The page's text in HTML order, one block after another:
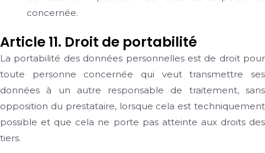
concernée.
Article 11. Droit de portabilité
La portabilité des données personnelles est de droit pour
toute personne concernée qui veut transmettre ses
données à un autre responsable de traitement, sans
opposition du prestataire, lorsque cela est techniquement
possible et que cela ne porte pas atteinte aux droits des
tiers.